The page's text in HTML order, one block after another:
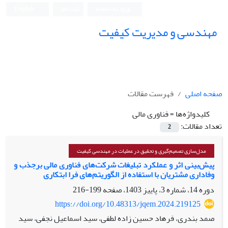
مهندسی و مدیریت کیفیت
صفحه اصلی
فهرست مقالات
کلیدواژه‌ها =فناوری مالی
تعداد مقالات:
2
مدل‌سازی تصمیم‌گیری و تحقیق در عملیات در مهندسی کیفیت
پیش‌بینی اثر و عملکرد تبلیغات شرکت‌های فناوری مالی برجذب و
وفاداری مشتریان با استفاده از الگوریتم‌های فرا ابتکاری
دوره 14، شماره 3، پاییز 1403، صفحه
199-216
https://doi.org/10.48313/jqem.2024.219125
صمد بندری، فرهاد حسین زاده لطفی، سید اسماعیل نجفی، سید